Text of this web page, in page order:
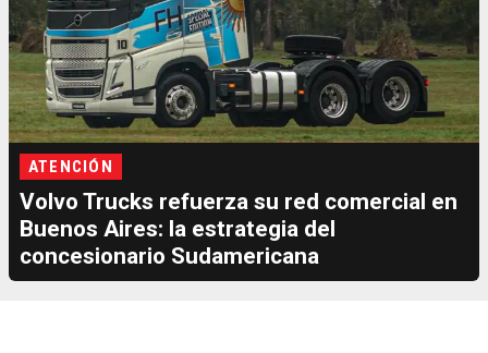
ATENCIÓN
Volvo Trucks refuerza su red comercial en
Buenos Aires: la estrategia del
concesionario Sudamericana